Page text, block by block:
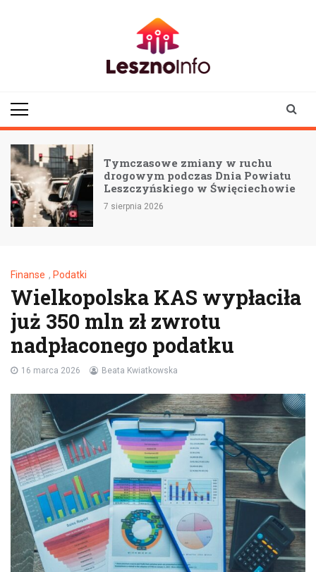
ruchu
Powiatu
Kahunada w Lesznie:
pamięci KAHA przez
wspólnotę
7 sierpnia 2026
Finanse , Podatki
Wielkopolska KAS wypłaciła
już 350 mln zł zwrotu
nadpłaconego podatku
16 marca 2026 Beata Kwiatkowska